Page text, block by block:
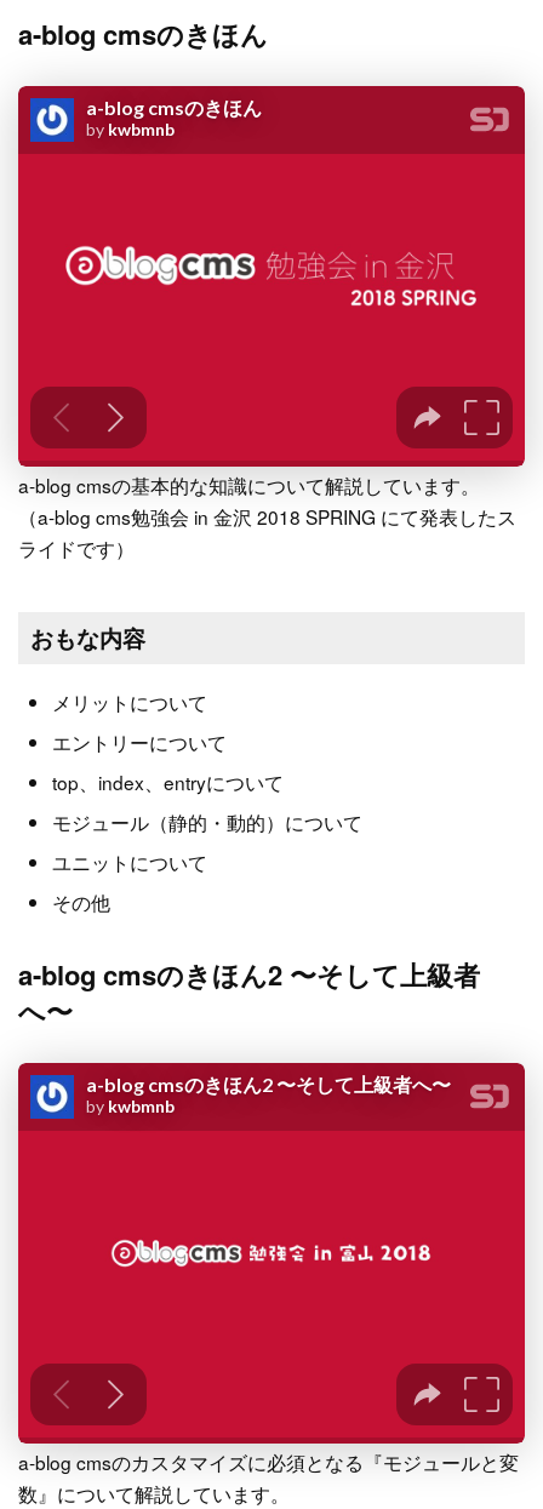
a-blog cmsのきほん
a-blog cmsの基本的な知識について解説しています。
（a-blog cms勉強会 in 金沢 2018 SPRING にて発表したス
ライドです）
おもな内容
メリットについて
エントリーについて
top、index、entryについて
モジュール（静的・動的）について
ユニットについて
その他
a-blog cmsのきほん2 〜そして上級者
へ〜
a-blog cmsのカスタマイズに必須となる『モジュールと変
数』について解説しています。